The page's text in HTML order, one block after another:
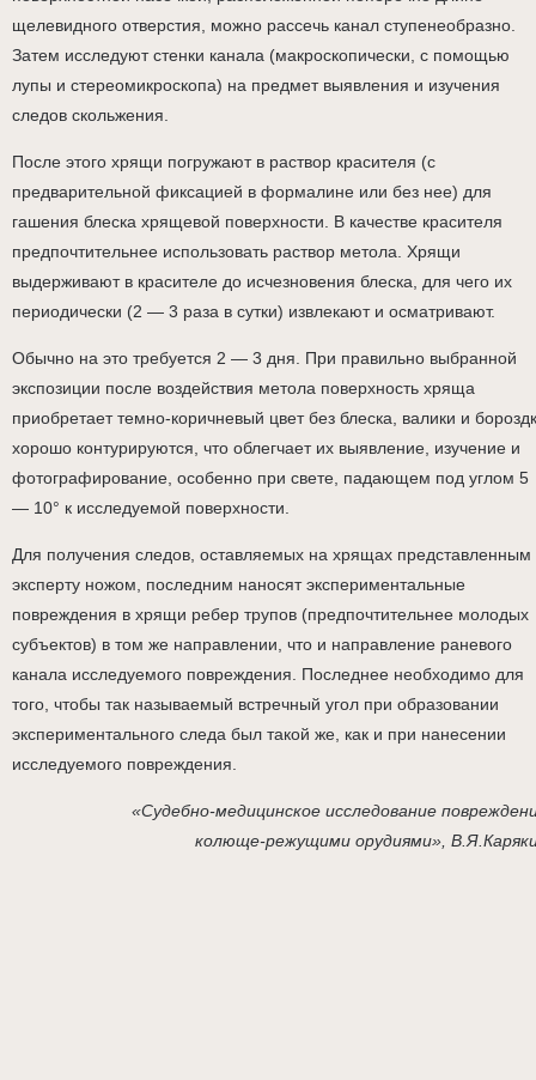
щелевидного отверстия, можно рассечь канал ступенеобразно.
Затем исследуют стенки канала (макроскопически, с помощью
лупы и стереомикроскопа) на предмет выявления и изучения
следов скольжения.
После этого хрящи погружают в раствор красителя (с
предварительной фиксацией в формалине или без нее) для
гашения блеска хрящевой поверхности. В качестве красителя
предпочтительнее использовать раствор метола. Хрящи
выдерживают в красителе до исчезновения блеска, для чего их
периодически (2 — 3 раза в сутки) извлекают и осматривают.
Обычно на это требуется 2 — 3 дня. При правильно выбранной
экспозиции после воздействия метола поверхность хряща
приобретает темно-коричневый цвет без блеска, валики и
хорошо контурируются, что облегчает их выявление, изучение и
фотографирование, особенно при свете, падающем под углом 5
— 10° к исследуемой поверхности.
Для получения следов, оставляемых на хрящах представленным
эксперту ножом, последним наносят экспериментальные
повреждения в хрящи ребер трупов (предпочтительнее молодых
субъектов) в том же направлении, что и направление раневого
канала исследуемого повреждения. Последнее необходимо для
того, чтобы так называемый встречный угол при образовании
экспериментального следа был такой же, как и при нанесении
исследуемого повреждения.
«Судебно-медицинское исследование
колюще-режущими орудиями»,